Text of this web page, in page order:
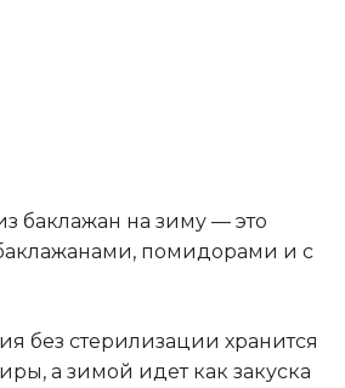
баклажан на зиму — это
помидорами и с
без стерилизации хранится
а зимой идет как закуска